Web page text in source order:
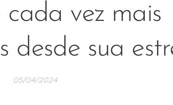
vez mais
desde sua
05/04/2024